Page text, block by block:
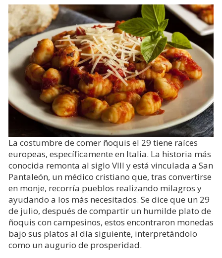
La costumbre de comer ñoquis el 29 tiene raíces
europeas, específicamente en Italia. La historia más
conocida remonta al siglo VIII y está vinculada a San
Pantaleón, un médico cristiano que, tras convertirse
en monje, recorría pueblos realizando milagros y
ayudando a los más necesitados. Se dice que un 29
de julio, después de compartir un humilde plato de
ñoquis con campesinos, estos encontraron monedas
bajo sus platos al día siguiente, interpretándolo
como un augurio de prosperidad.